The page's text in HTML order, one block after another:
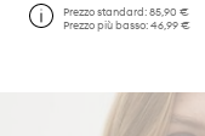
Prezzo standard:85,90 €
Prezzo più basso:46,99 €